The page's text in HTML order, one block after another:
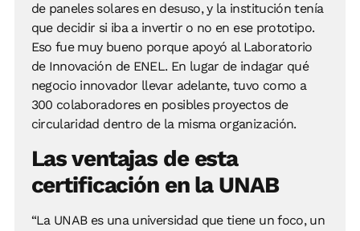
de paneles solares en desuso, y la institución tenía
que decidir si iba a invertir o no en ese prototipo.
Eso fue muy bueno porque apoyó al Laboratorio
de Innovación de ENEL. En lugar de indagar qué
negocio innovador llevar adelante, tuvo como a
300 colaboradores en posibles proyectos de
circularidad dentro de la misma organización.
Las ventajas de esta
certificación en la UNAB
“La UNAB es una universidad que tiene un foco, un